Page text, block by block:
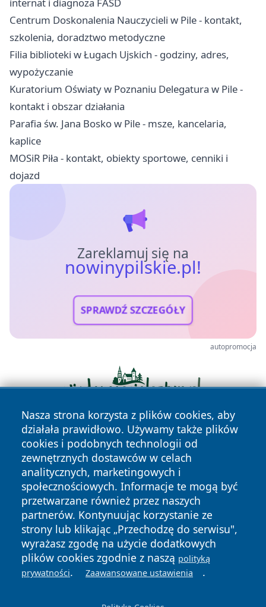
internat i diagnoza FASD
Centrum Doskonalenia Nauczycieli w Pile - kontakt,
szkolenia, doradztwo metodyczne
Filia biblioteki w Ługach Ujskich - godziny, adres,
wypożyczanie
Kuratorium Oświaty w Poznaniu Delegatura w Pile -
kontakt i obszar działania
Parafia św. Jana Bosko w Pile - msze, kancelaria,
kaplice
MOSiR Piła - kontakt, obiekty sportowe, cenniki i
dojazd
Zareklamuj się na
nowinypilskie.pl!
SPRAWDŹ SZCZEGÓŁY
autopromocja
Nasza strona korzysta z plików cookies, aby
działała prawidłowo. Używamy także plików
cookies i podobnych technologii od
zewnętrznych dostawców w celach
analitycznych, marketingowych i
społecznościowych. Informacje te mogą być
przetwarzane również przez naszych
partnerów. Kontynuując korzystanie ze
strony lub klikając „Przechodzę do serwisu",
wyrażasz zgodę na użycie dodatkowych
plików cookies zgodnie z naszą polityką
prywatności. Zaawansowane ustawienia .
Copyright © 2026 nowinypilskie.pl Wszystkie prawa
zastrzeżone.
News Autorzy
Polityka
Prywatności
Polityka
Cookies